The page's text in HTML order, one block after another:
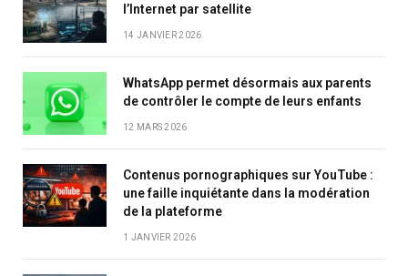
l’Internet par satellite
14 JANVIER 2026
WhatsApp permet désormais aux parents
de contrôler le compte de leurs enfants
12 MARS 2026
Contenus pornographiques sur YouTube :
une faille inquiétante dans la modération
de la plateforme
1 JANVIER 2026